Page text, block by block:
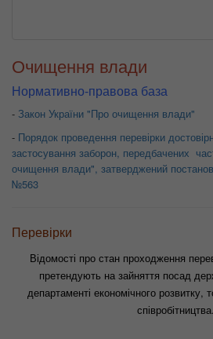
Очищення влади
Нормативно-правова база
- Закон України "Про очищення влади"
- Порядок проведення перевірки
застосування заборон, передбачених
очищення влади", затверджений
№563
Перевірки
Відомості про стан проходження
претендують на зайняття посад
департаменті економічного розвитку,
співробітництва.